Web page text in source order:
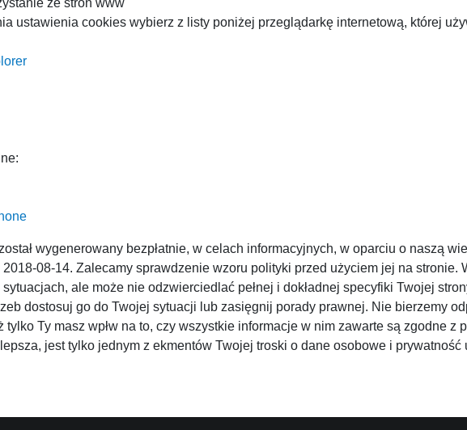
ze stron www
ustawienia cookies wybierz z listy poniżej przeglądarkę internetową, której
wygenerowany bezpłatnie, w celach informacyjnych, w oparciu o naszą
08-14. Zalecamy sprawdzenie wzoru polityki przed użyciem jej na stronie.
ale może nie odzwierciedlać pełnej i dokładnej specyfiki Twojej
dostosuj go do Twojej sytuacji lub zasięgnij porady prawnej. Nie bierzemy
tylko Ty masz wpłw na to, czy wszystkie informacje w nim zawarte są zgodne z
jest tylko jednym z ekmentów Twojej troski o dane osobowe i